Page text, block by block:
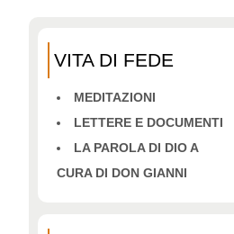
VITA DI FEDE
MEDITAZIONI
LETTERE E DOCUMENTI
LA PAROLA DI DIO A
CURA DI DON GIANNI